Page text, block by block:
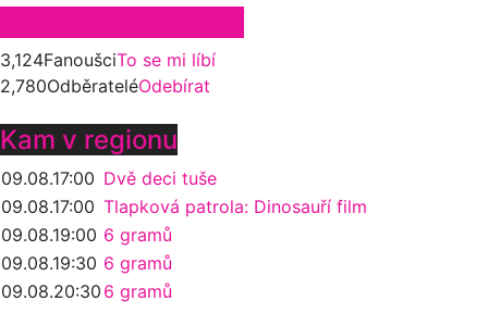
3,124FanoušciTo se mi líbí
2,780OdběrateléOdebírat
Kam v regionu
09.08.17:00 Dvě deci tuše
09.08.17:00 Tlapková patrola: Dinosauří film
09.08.19:00 6 gramů
09.08.19:30 6 gramů
09.08.20:30 6 gramů